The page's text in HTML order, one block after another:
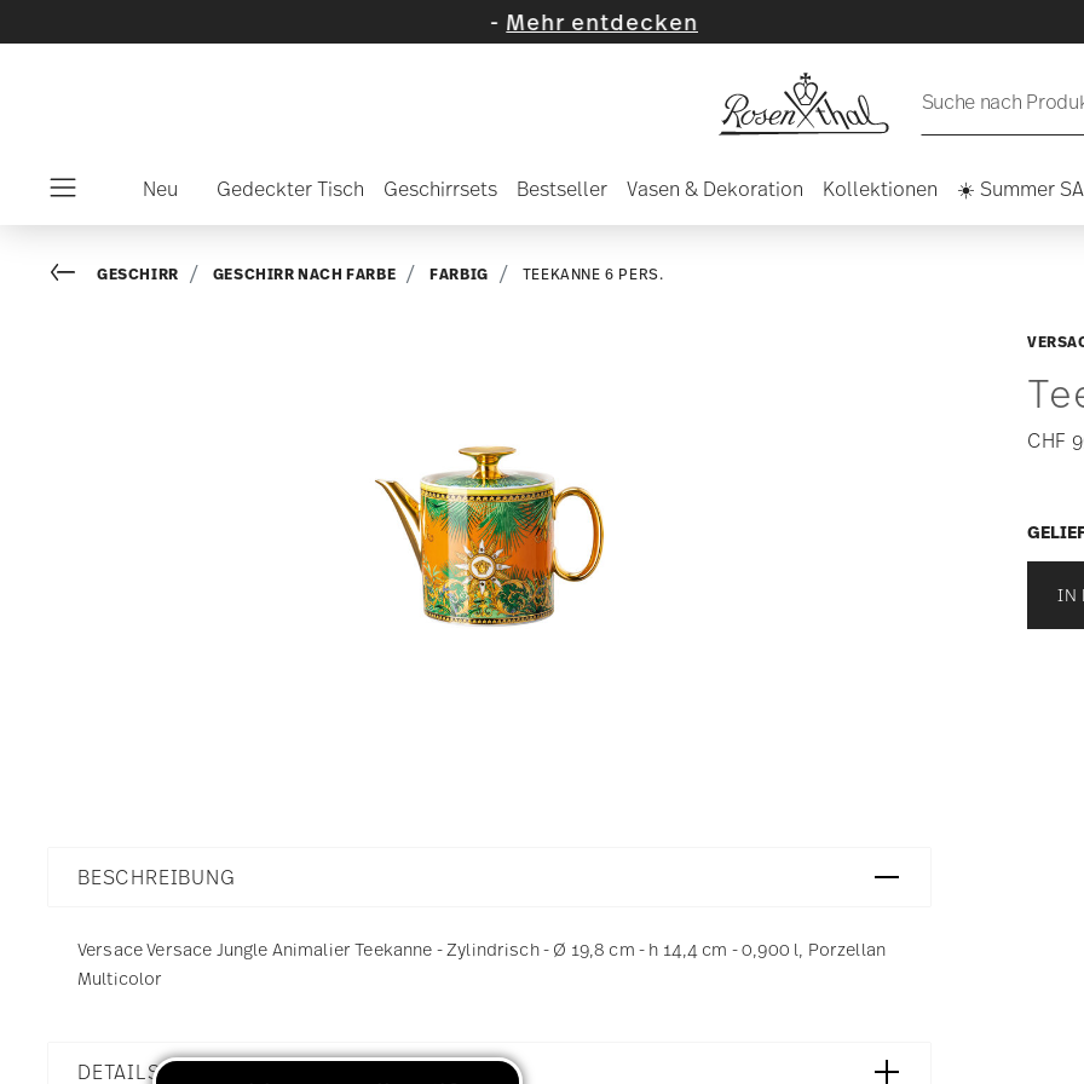
Mehr entdecken
Suche nach
Neu Gedeckter Tisch Geschirrsets Bestseller Vasen & Dekoration Kollektionen ☀️ Summer
CHF
IN
Go backGESCHIRR GESCHIRR NACH FARBE FARBIG TEEKANNE 6 PERS.
BESCHREIBUNG
Versace Versace Jungle Animalier Teekanne - Zylindrisch - Ø 19,8 cm - h 14,4 cm - 0,900 l, Porzellan
Multicolor
DETAILS